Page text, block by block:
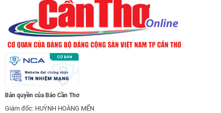
Bản quyền của Báo Cần Thơ
Giám đốc: HUỲNH HOÀNG MẾN